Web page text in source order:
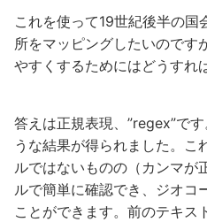
これを使って19世紀後半の国
所をマッピングしたいのです
やすくするためにはどうすれ
答えは正規表現、”regex”で
うな結果が得られました。こ
ルではないものの（カンマが
ルで簡単に確認でき、ジオコ
ことができます。前のテキス